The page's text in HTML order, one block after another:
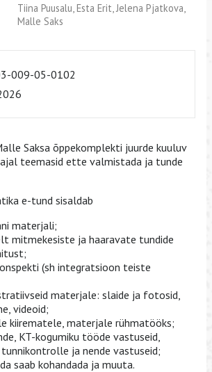
Tiina Puusalu, Esta Erit, Jelena Pjatkova,
Malle Saks
009-05-0102
Saksa õppekomplekti juurde kuuluv
teemasid ette valmistada ja tunde
e-tund sisaldab
materjali;
mitmekesiste ja haaravate tundide
(sh integratsioon teiste
materjale: slaide ja fotosid,
videoid;
kiirematele, materjale rühmatööks;
KT-kogumiku tööde vastuseid,
ja nende vastuseid;
saab kohandada ja muuta.